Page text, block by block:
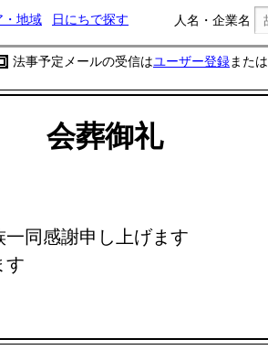
・地域 日にちで探す 人名・企業名
法事予定メールの受信はユーザー登録または
会葬御礼
同感謝申し上げます
す